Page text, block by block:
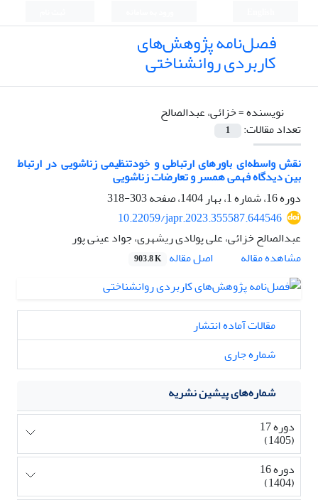
فصل‌نامه پژوهش‌های
کاربردی روانشناختی
نویسنده =خزائی، عبدالصالح
تعداد مقالات:
1
نقش واسطه‌ای باورهای ارتباطی و خودتنظیمی زناشویی در ارتباط
بین دیدگاه فهمی همسر و تعارضات زناشویی
دوره 16، شماره 1، بهار 1404، صفحه
303-318
10.22059/japr.2023.355587.644546
عبدالصالح خزائی، علی پولادی ریشهری، جواد عینی پور
مشاهده مقاله
اصل مقاله 903.8 K
مقالات آماده انتشار
شماره جاری
شماره‌های پیشین نشریه
دوره 17
(1405)
دوره 16
(1404)